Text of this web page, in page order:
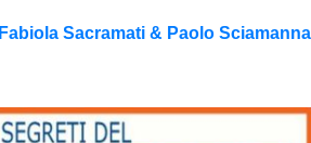
Fabiola Sacramati & Paolo Sciamanna